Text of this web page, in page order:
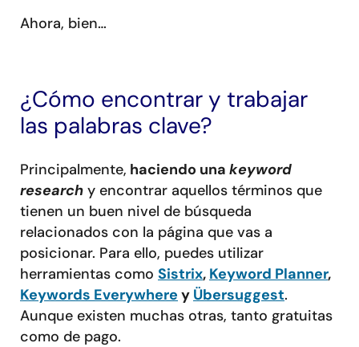
Ahora, bien…
¿Cómo encontrar y trabajar
las palabras clave?
Principalmente, haciendo una keyword
research y encontrar aquellos términos que
tienen un buen nivel de búsqueda
relacionados con la página que vas a
posicionar. Para ello, puedes utilizar
herramientas como Sistrix, Keyword Planner,
Keywords Everywhere y Übersuggest.
Aunque existen muchas otras, tanto gratuitas
como de pago.